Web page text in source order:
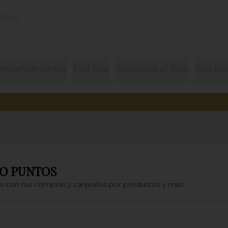
Pad Thai Salteados al Wok Pad
PUNTOS
con tus compras y canjealos por productos y más